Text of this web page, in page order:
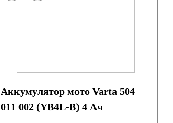
Аккумулятор мото Varta 504
011 002 (YB4L-B) 4 Ач